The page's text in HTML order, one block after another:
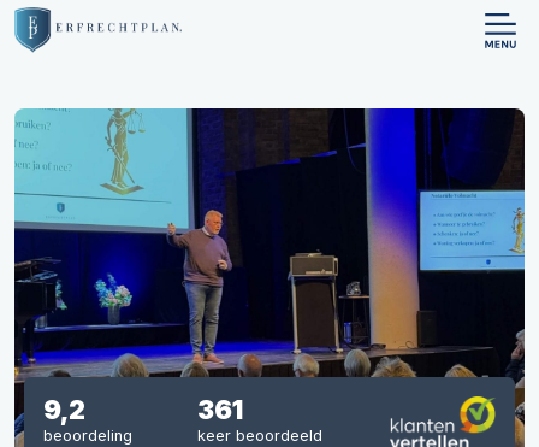
9,2
beoordeling
361
keer beoordeeld